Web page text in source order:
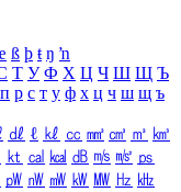
ß þ ŧ ŋ ŉ
Т У Ф Х Ц Ч Ш Щ Ъ
п р с т у ф х ц ч ш щ ъ
㎗ ℓ ㎘ ㏄ ㎣ ㎤ ㎥ ㎦
㏏ ㎈ ㎉ ㏈ ㎧ ㎨ ㎰
㎺ ㎻ ㎽ ㎾ ㎿ ㎐ ㎑